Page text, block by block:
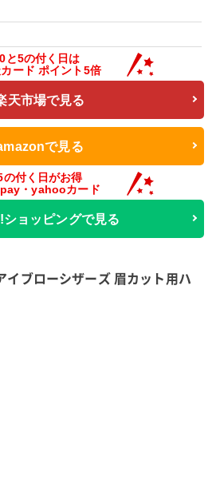
天市場で見る
で見る
ョッピングで見る
イブローシザーズ 眉カット用ハ